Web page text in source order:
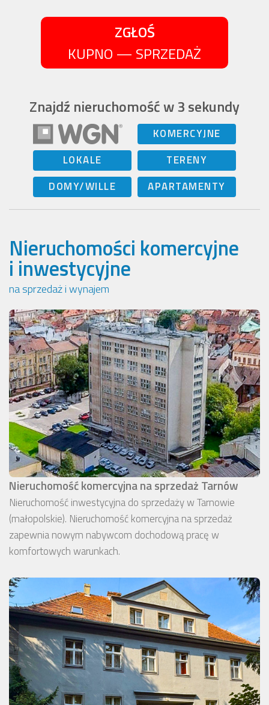
ZGŁOŚ
KUPNO — SPRZEDAŻ
Znajdź nieruchomość w 3 sekundy
KOMERCYJNE
LOKALE
TERENY
DOMY/WILLE
APARTAMENTY
Nieruchomości komercyjne
i inwestycyjne
na sprzedaż i wynajem
Nieruchomość komercyjna na sprzedaż Tarnów
Nieruchomość inwestycyjna do sprzedaży w Tarnowie
(małopolskie). Nieruchomość komercyjna na sprzedaż
zapewnia nowym nabywcom dochodową pracę w
komfortowych warunkach.